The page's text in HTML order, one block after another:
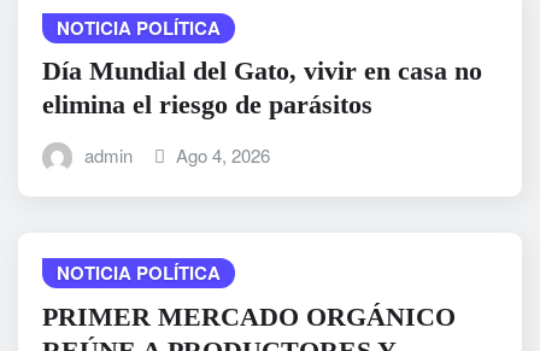
NOTICIA POLÍTICA
Día Mundial del Gato, vivir en casa no
elimina el riesgo de parásitos
admin Ago 4, 2026
NOTICIA POLÍTICA
PRIMER MERCADO ORGÁNICO